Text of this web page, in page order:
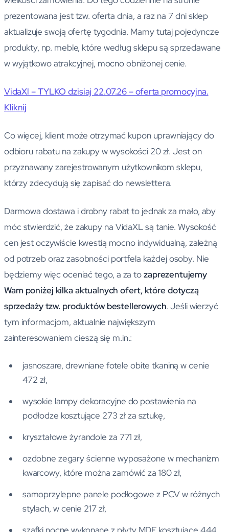
prezentowana jest tzw. oferta dnia, a raz na 7 dni sklep
aktualizuje swoją ofertę tygodnia. Mamy tutaj pojedyncze
produkty, np. meble, które według sklepu są sprzedawane
w wyjątkowo atrakcyjnej, mocno obniżonej cenie.
VidaXl – TYLKO dzisiaj 22.07.26 – oferta promocyjna.
Kliknij
Co więcej, klient może otrzymać kupon uprawniający do
odbioru rabatu na zakupy w wysokości 20 zł. Jest on
przyznawany zarejestrowanym użytkownikom sklepu,
którzy zdecydują się zapisać do newslettera.
Darmowa dostawa i drobny rabat to jednak za mało, aby
móc stwierdzić, że zakupy na VidaXL są tanie. Wysokość
cen jest oczywiście kwestią mocno indywidualną, zależną
od potrzeb oraz zasobności portfela każdej osoby. Nie
będziemy więc oceniać tego, a za tozaprezentujemy
Wam poniżej kilka aktualnych ofert, które dotyczą
sprzedaży tzw. produktów bestellerowych. Jeśli wierzyć
tym informacjom, aktualnie największym
zainteresowaniem cieszą się m.in.:
jasnoszare, drewniane fotele obite tkaniną w cenie
472 zł,
wysokie lampy dekoracyjne do postawienia na
podłodze kosztujące 273 zł za sztukę,
kryształowe żyrandole za 771 zł,
ozdobne zegary ścienne wyposażone w mechanizm
kwarcowy, które można zamówić za 180 zł,
samoprzylepne panele podłogowe z PCV w różnych
stylach, w cenie 217 zł,